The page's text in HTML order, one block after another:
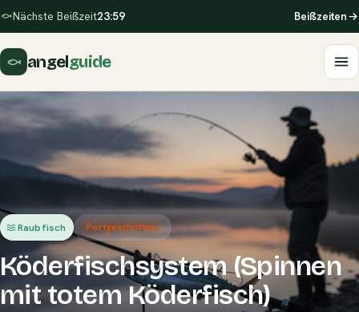
Nächste Beißzeit23:59 Beißzeiten
angelguide
Raubfisch Fortgeschritten
Köderfischsystem (Spinnen
mit totem Köderfisch)